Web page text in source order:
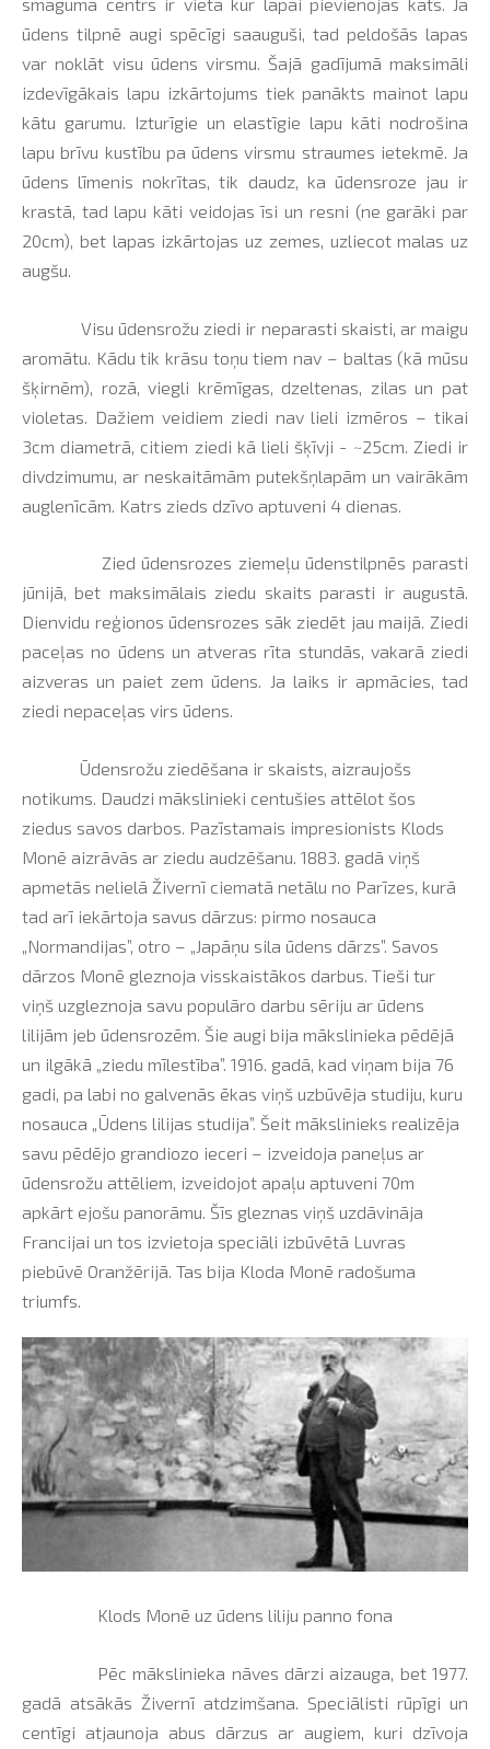
ūdens tilpnē augi spēcīgi saauguši, tad peldošās lapas
var noklāt visu ūdens virsmu. Šajā gadījumā maksimāli
izdevīgākais lapu izkārtojums tiek panākts mainot lapu
kātu garumu. Izturīgie un elastīgie lapu kāti nodrošina
lapu brīvu kustību pa ūdens virsmu straumes ietekmē. Ja
ūdens līmenis nokrītas, tik daudz, ka ūdensroze jau ir
krastā, tad lapu kāti veidojas īsi un resni (ne garāki par
20cm), bet lapas izkārtojas uz zemes, uzliecot malas uz
augšu.
Visu ūdensrožu ziedi ir neparasti skaisti, ar maigu
aromātu. Kādu tik krāsu toņu tiem nav – baltas (kā mūsu
šķirnēm), rozā, viegli krēmīgas, dzeltenas, zilas un pat
violetas. Dažiem veidiem ziedi nav lieli izmēros – tikai
3cm diametrā, citiem ziedi kā lieli šķīvji - ~25cm. Ziedi ir
divdzimumu, ar neskaitāmām putekšņlapām un vairākām
auglenīcām. Katrs zieds dzīvo aptuveni 4 dienas.
Zied ūdensrozes ziemeļu ūdenstilpnēs parasti
jūnijā, bet maksimālais ziedu skaits parasti ir augustā.
Dienvidu reģionos ūdensrozes sāk ziedēt jau maijā. Ziedi
paceļas no ūdens un atveras rīta stundās, vakarā ziedi
aizveras un paiet zem ūdens. Ja laiks ir apmācies, tad
ziedi nepaceļas virs ūdens.
Ūdensrožu ziedēšana ir skaists, aizraujošs
notikums. Daudzi mākslinieki centušies attēlot šos
ziedus savos darbos. Pazīstamais impresionists Klods
Monē aizrāvās ar ziedu audzēšanu. 1883. gadā viņš
apmetās nelielā Živernī ciematā netālu no Parīzes, kurā
tad arī iekārtoja savus dārzus: pirmo nosauca
„Normandijas”, otro – „Japāņu sila ūdens dārzs”. Savos
dārzos Monē gleznoja visskaistākos darbus. Tieši tur
viņš uzgleznoja savu populāro darbu sēriju ar ūdens
lilijām jeb ūdensrozēm. Šie augi bija mākslinieka pēdējā
un ilgākā „ziedu mīlestība”. 1916. gadā, kad viņam bija 76
gadi, pa labi no galvenās ēkas viņš uzbūvēja studiju, kuru
nosauca „Ūdens lilijas studija”. Šeit mākslinieks realizēja
savu pēdējo grandiozo ieceri – izveidoja paneļus ar
ūdensrožu attēliem, izveidojot apaļu aptuveni 70m
apkārt ejošu panorāmu. Šīs gleznas viņš uzdāvināja
Francijai un tos izvietoja speciāli izbūvētā Luvras
piebūvē Oranžērijā. Tas bija Kloda Monē radošuma
triumfs.
Klods Monē uz ūdens liliju panno fona
Pēc mākslinieka nāves dārzi aizauga, bet 1977.
gadā atsākās Živernī atdzimšana. Speciālisti rūpīgi un
centīgi atjaunoja abus dārzus ar augiem, kuri dzīvoja